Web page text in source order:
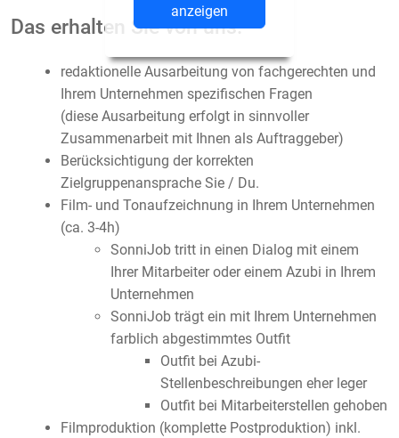
anzeigen
Das erhalten Sie von uns:
redaktionelle Ausarbeitung von fachgerechten und
Ihrem Unternehmen spezifischen Fragen
(diese Ausarbeitung erfolgt in sinnvoller
Zusammenarbeit mit Ihnen als Auftraggeber)
Berücksichtigung der korrekten
Zielgruppenansprache Sie / Du.
Film- und Tonaufzeichnung in Ihrem Unternehmen
(ca. 3-4h)
SonniJob tritt in einen Dialog mit einem
Ihrer Mitarbeiter oder einem Azubi in Ihrem
Unternehmen
SonniJob trägt ein mit Ihrem Unternehmen
farblich abgestimmtes Outfit
Outfit bei Azubi-
Stellenbeschreibungen eher leger
Outfit bei Mitarbeiterstellen gehoben
Filmproduktion (komplette Postproduktion) inkl.